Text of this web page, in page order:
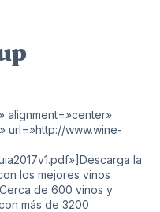
alignment=»center»
url=»http://www.wine-
la
los mejores vinos
de 600 vinos y
más de 3200